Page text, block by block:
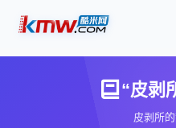
“皮剥
皮剥所